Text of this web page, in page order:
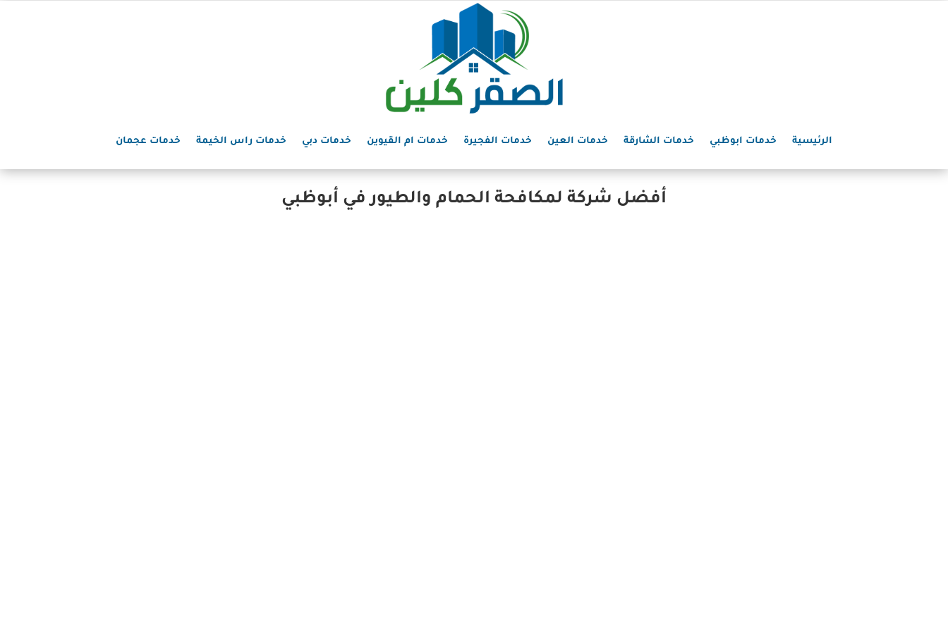
الرئيسية خدمات ابوظبي خدمات الشارقة خدمات العين خدمات الفجيرة خدمات ام القيوين خدمات دبي خدمات راس الخيمة خدمات عجمان
أفضل شركة لمكافحة الحمام والطيور في أبوظبي